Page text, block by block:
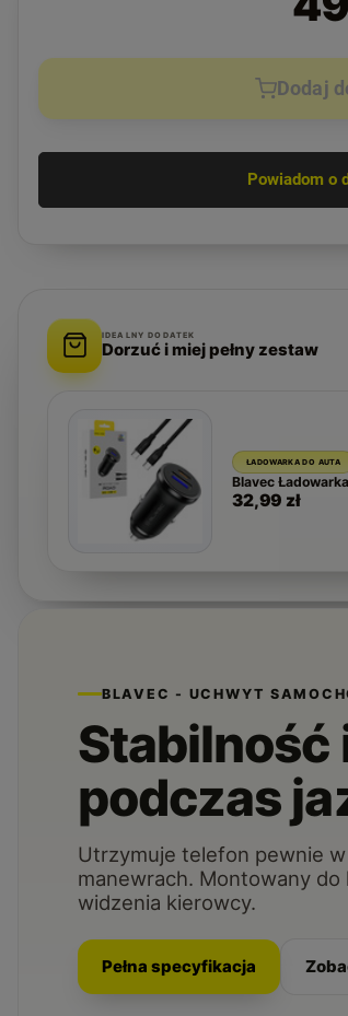
Dodaj
Powiadom o
IDEALNY DODATEK
Dorzuć i miej pełny zestaw
ŁADOWARKA DO AUTA
Blavec
32,99 zł
BLAVEC - UCHWYT
Stabilność
podczas
Utrzymuje telefon pewnie
manewrach. Montowany
widzenia kierowcy.
Pełna specyfikacja